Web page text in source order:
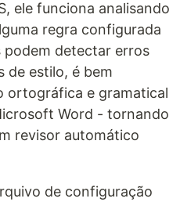
ele funciona analisando
regra configurada
podem detectar erros
de estilo, é bem
ortográfica e gramatical
Word - tornando
revisor automático
de configuração